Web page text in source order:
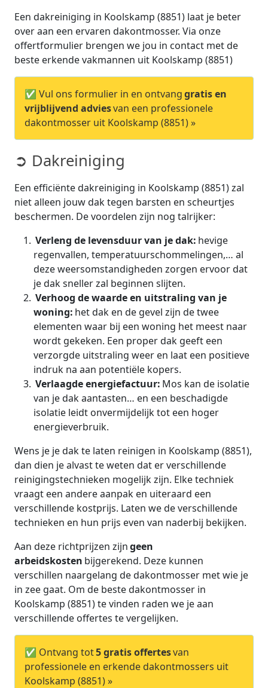
Een dakreiniging in Koolskamp (8851) laat je beter
over aan een ervaren dakontmosser. Via onze
offertformulier brengen we jou in contact met de
beste erkende vakmannen uit Koolskamp (8851)
✅ Vul ons formulier in en ontvanggratis en
vrijblijvend adviesvan een professionele
dakontmosser uit Koolskamp (8851) »
➲ Dakreiniging
Een efficiënte dakreiniging in Koolskamp (8851) zal
niet alleen jouw dak tegen barsten en scheurtjes
beschermen. De voordelen zijn nog talrijker:
Verleng de levensduur van je dak: hevige
regenvallen, temperatuurschommelingen,… al
deze weersomstandigheden zorgen ervoor dat
je dak sneller zal beginnen slijten.
Verhoog de waarde en uitstraling van je
woning: het dak en de gevel zijn de twee
elementen waar bij een woning het meest naar
wordt gekeken. Een proper dak geeft een
verzorgde uitstraling weer en laat een positieve
indruk na aan potentiële kopers.
Verlaagde energiefactuur: Mos kan de isolatie
van je dak aantasten… en een beschadigde
isolatie leidt onvermijdelijk tot een hoger
energieverbruik.
Wens je je dak te laten reinigen in Koolskamp (8851),
dan dien je alvast te weten dat er verschillende
reinigingstechnieken mogelijk zijn. Elke techniek
vraagt een andere aanpak en uiteraard een
verschillende kostprijs. Laten we de verschillende
technieken en hun prijs even van naderbij bekijken.
Aan deze richtprijzen zijngeen
arbeidskosten bijgerekend. Deze kunnen
verschillen naargelang de dakontmosser met wie je
in zee gaat. Om de beste dakontmosser in
Koolskamp (8851) te vinden raden we je aan
verschillende offertes te vergelijken.
✅ Ontvang tot5 gratis offertesvan
professionele en erkende dakontmossers uit
Koolskamp (8851) »